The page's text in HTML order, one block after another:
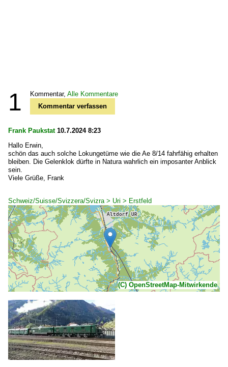
1 Kommentar, Alle Kommentare
Kommentar verfassen
Frank Paukstat10.7.2024 8:23
Hallo Erwin,
schön das auch solche Lokungetüme wie die Ae 8/14 fahrfähig erhalten
bleiben. Die Gelenklok dürfte in Natura wahrlich ein imposanter Anblick
sein.
Viele Grüße, Frank
Schweiz/Suisse/Svizzera/Svizra > Uri > Erstfeld
(C) OpenStreetMap-Mitwirkende